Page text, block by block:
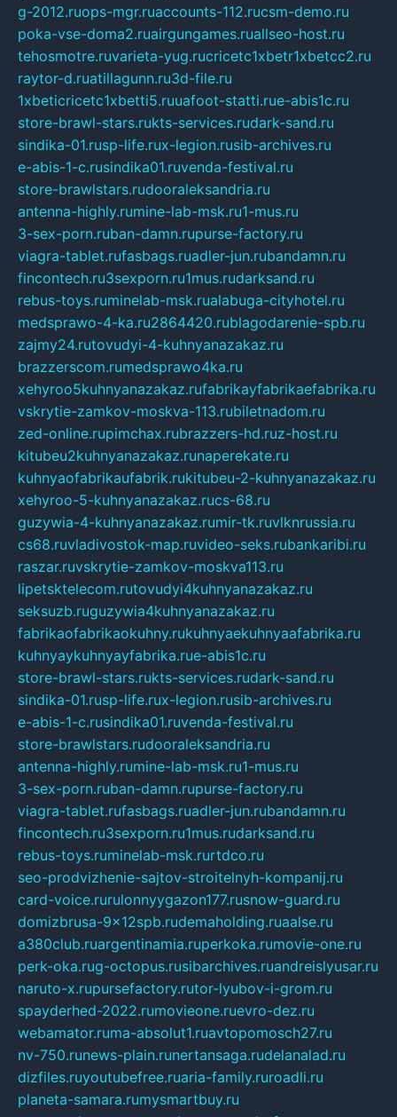
g-2012.ruops-mgr.ruaccounts-112.rucsm-demo.ru
poka-vse-doma2.ruairgungames.ruallseo-host.ru
tehosmotre.ruvarieta-yug.rucricetc1xbetr1xbetcc2.ru
raytor-d.ruatillagunn.ru3d-file.ru
1xbeticricetc1xbetti5.ruuafoot-statti.rue-abis1c.ru
store-brawl-stars.rukts-services.rudark-sand.ru
sindika-01.rusp-life.rux-legion.rusib-archives.ru
e-abis-1-c.rusindika01.ruvenda-festival.ru
store-brawlstars.rudooraleksandria.ru
antenna-highly.rumine-lab-msk.ru1-mus.ru
3-sex-porn.ruban-damn.rupurse-factory.ru
viagra-tablet.rufasbags.ruadler-jun.rubandamn.ru
fincontech.ru3sexporn.ru1mus.rudarksand.ru
rebus-toys.ruminelab-msk.rualabuga-cityhotel.ru
medsprawo-4-ka.ru2864420.rublagodarenie-spb.ru
zajmy24.rutovudyi-4-kuhnyanazakaz.ru
brazzerscom.rumedsprawo4ka.ru
xehyroo5kuhnyanazakaz.rufabrikayfabrikaefabrika.ru
vskrytie-zamkov-moskva-113.rubiletnadom.ru
zed-online.rupimchax.rubrazzers-hd.ruz-host.ru
kitubeu2kuhnyanazakaz.runaperekate.ru
kuhnyaofabrikaufabrik.rukitubeu-2-kuhnyanazakaz.ru
xehyroo-5-kuhnyanazakaz.rucs-68.ru
guzywia-4-kuhnyanazakaz.rumir-tk.ruvlknrussia.ru
cs68.ruvladivostok-map.ruvideo-seks.rubankaribi.ru
raszar.ruvskrytie-zamkov-moskva113.ru
lipetsktelecom.rutovudyi4kuhnyanazakaz.ru
seksuzb.ruguzywia4kuhnyanazakaz.ru
fabrikaofabrikaokuhny.rukuhnyaekuhnyaafabrika.ru
kuhnyaykuhnyayfabrika.rue-abis1c.ru
store-brawl-stars.rukts-services.rudark-sand.ru
sindika-01.rusp-life.rux-legion.rusib-archives.ru
e-abis-1-c.rusindika01.ruvenda-festival.ru
store-brawlstars.rudooraleksandria.ru
antenna-highly.rumine-lab-msk.ru1-mus.ru
3-sex-porn.ruban-damn.rupurse-factory.ru
viagra-tablet.rufasbags.ruadler-jun.rubandamn.ru
fincontech.ru3sexporn.ru1mus.rudarksand.ru
rebus-toys.ruminelab-msk.rurtdco.ru
seo-prodvizhenie-sajtov-stroitelnyh-kompanij.ru
card-voice.rurulonnyygazon177.rusnow-guard.ru
domizbrusa-9x12spb.rudemaholding.ruaalse.ru
a380club.ruargentinamia.ruperkoka.rumovie-one.ru
perk-oka.rug-octopus.rusibarchives.ruandreislyusar.ru
naruto-x.rupursefactory.rutor-lyubov-i-grom.ru
spayderhed-2022.rumovieone.ruevro-dez.ru
webamator.ruma-absolut1.ruavtopomosch27.ru
nv-750.runews-plain.runertansaga.rudelanalad.ru
dizfiles.ruyoutubefree.ruaria-family.ruroadli.ru
planeta-samara.rumysmartbuy.ru